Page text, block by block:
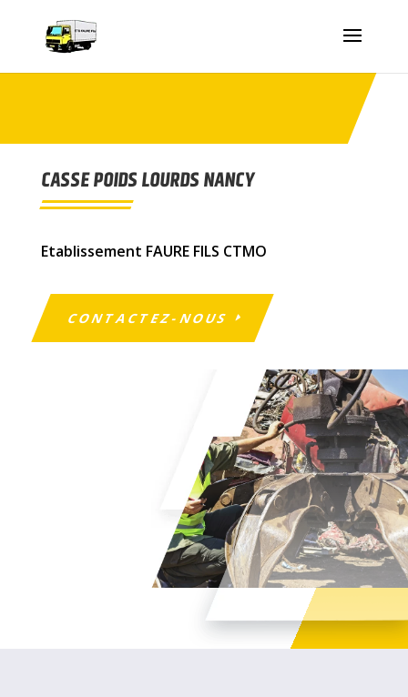
CASSE POIDS LOURDS NANCY
Etablissement FAURE FILS CTMO
CONTACTEZ-NOUS